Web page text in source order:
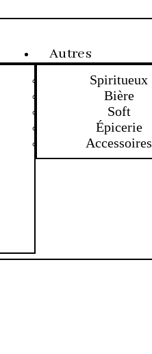
Autres
Spiritueux
Bière
Soft
Épicerie
Accessoires